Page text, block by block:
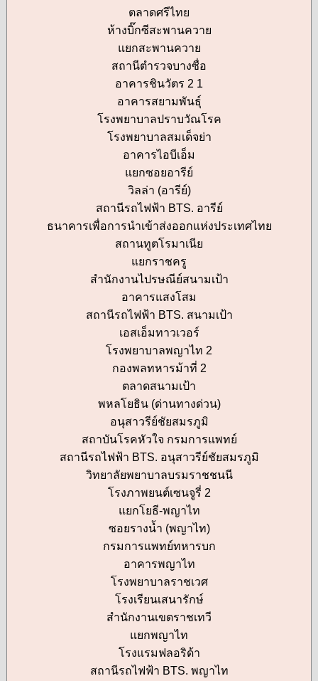
ตลาดศรีไทย
ห้างบิ๊กซีสะพานควาย
แยกสะพานควาย
สถานีตำรวจบางซื่อ
อาคารชินวัตร 2 1
อาคารสยามพันธุ์
โรงพยาบาลปราบวัณโรค
โรงพยาบาลสมเด็จย่า
อาคารไอบีเอ็ม
แยกซอยอารีย์
วิลล่า (อารีย์)
สถานีรถไฟฟ้า BTS. อารีย์
ธนาคารเพื่อการนำเข้าส่งออกแห่งประเทศไทย
สถานทูตโรมาเนีย
แยกราชครู
สำนักงานไปรษณีย์สนามเป้า
อาคารแสงโสม
สถานีรถไฟฟ้า BTS. สนามเป้า
เอสเอ็มทาวเวอร์
โรงพยาบาลพญาไท 2
กองพลทหารม้าที่ 2
ตลาดสนามเป้า
พหลโยธิน (ด่านทางด่วน)
อนุสาวรีย์ชัยสมรภูมิ
สถาบันโรคหัวใจ กรมการแพทย์
สถานีรถไฟฟ้า BTS. อนุสาวรีย์ชัยสมรภูมิ
วิทยาลัยพยาบาลบรมราชชนนี
โรงภาพยนต์เซนจูรี่ 2
แยกโยธี-พญาไท
ซอยรางน้ำ (พญาไท)
กรมการแพทย์ทหารบก
อาคารพญาไท
โรงพยาบาลราชเวศ
โรงเรียนเสนารักษ์
สำนักงานเขตราชเทวี
แยกพญาไท
โรงแรมฟลอริด้า
สถานีรถไฟฟ้า BTS. พญาไท